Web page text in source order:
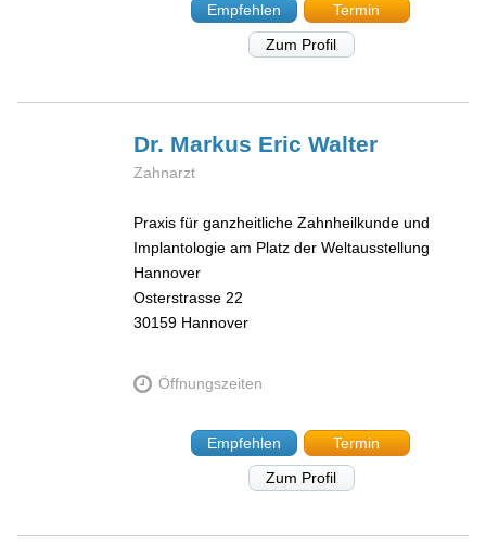
Empfehlen
Termin
Zum Profil
Dr. Markus EricWalter
Zahnarzt
Praxis für ganzheitliche Zahnheilkunde und
Implantologie am Platz der Weltausstellung
Hannover
Osterstrasse 22
30159 Hannover
Öffnungszeiten
Empfehlen
Termin
Zum Profil